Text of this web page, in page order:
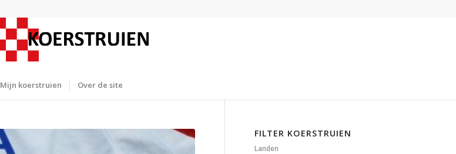
Mijn koerstruien Over de site
FILTER KOERSTRUIEN
Landen